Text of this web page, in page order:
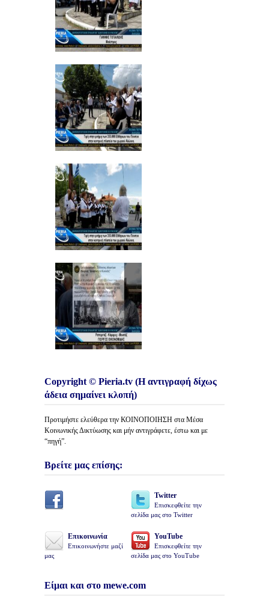
Copyright © Pieria.tv (Η αντιγραφή δίχως
άδεια σημαίνει κλοπή)
Προτιμήστε ελεύθερα την ΚΟΙΝΟΠΟΙΗΣΗ στα Μέσα
Κοινωνικής Δικτύωσης και μήν αντιγράφετε, έστω και με
“πηγή”.
Βρείτε μας επίσης:
Twitter
Επισκεφθείτε την
σελίδα μας στο Twitter
Επικοινωνία
Επικοινωνήστε μαζί
μας
YouTube
Επισκεφθείτε την
σελίδα μας στο YouTube
Είμαι και στο mewe.com